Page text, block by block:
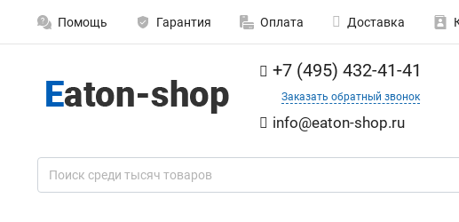
Помощь Гарантия Оплата Доставка
+7 (495) 432-41-41
Заказать обратный звонок
info@eaton-shop.ru